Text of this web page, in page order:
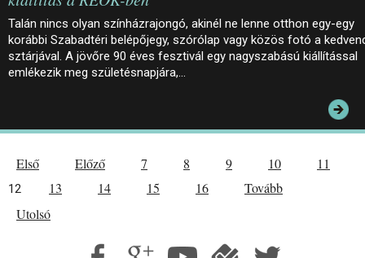
Talán nincs olyan színházrajongó, akinél ne lenne otthon egy-egy
korábbi Szabadtéri belépőjegy, szórólap vagy közös fotó a
sztárjával. A jövőre 90 éves fesztivál egy nagyszabású kiállítással
emlékezik meg születésnapjára,…
Első Előző 7 8 9 10 11
12 13 14 15 16
Tovább
Utolsó